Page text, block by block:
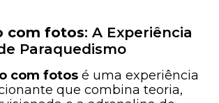
com fotos: A Experiência
Paraquedismo
com fotos é uma experiência
que combina teoria,